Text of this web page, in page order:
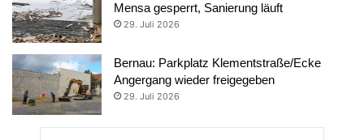
Mensa gesperrt, Sanierung läuft
29. Juli 2026
Bernau: Parkplatz Klementstraße/Ecke
Angergang wieder freigegeben
29. Juli 2026